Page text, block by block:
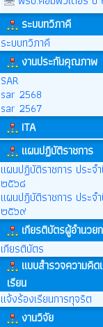
ระบบทวิภาคี
ระบบทวิภาคี
งานประกันคุณภาพ
SAR
sar 2568
sar 2567
ITA
แผนปฏิบัติราชการ
แผนปฏิบัติราชการ ประจ
๒๕๖๘
แผนปฎิบัติราชการ ประจ
๒๕๖๙
เกียรติบัตรผู้อำนวย
เกียรติบัตร
แบบสำรวจความคิด
เรียน
แจ้งร้องเรียนการทุจริต
งานวิจัย